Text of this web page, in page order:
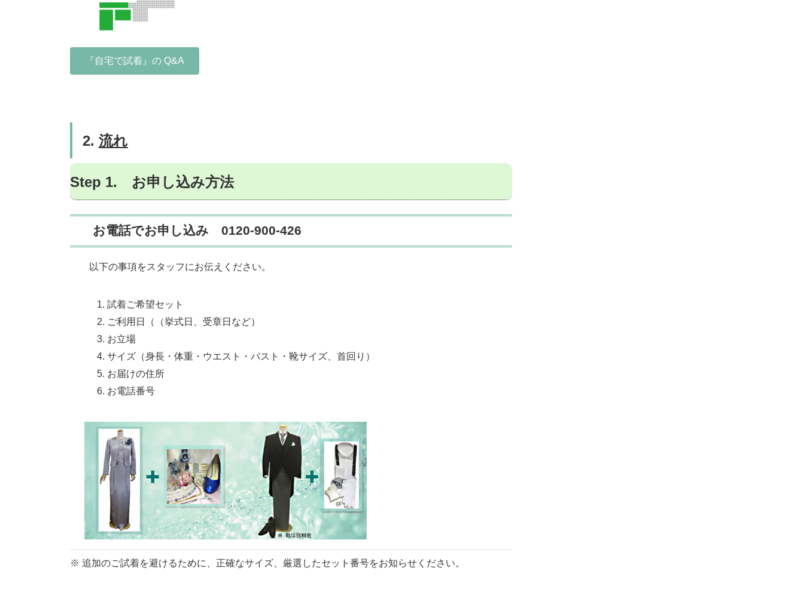
『自宅で試着』の Q&A
2. 流れ
Step 1. お申し込み方法
お電話でお申し込み 0120-900-426
以下の事項をスタッフにお伝えください。
試着ご希望セット
ご利用日（（挙式日、受章日など）
お立場
サイズ（身長・体重・ウエスト・バスト・靴サイズ、首回り）
お届けの住所
お電話番号
※ 追加のご試着を避けるために、正確なサイズ、厳選したセット番号をお知らせください。